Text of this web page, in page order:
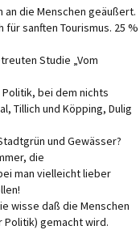
an die Menschen geäußert.
sanften Tourismus. 25 %
Studie „Vom
bei dem nichts
Tillich und Köpping, Dulig
und Gewässer?
die
man vielleicht lieber
wisse daß die Menschen
Politik) gemacht wird.